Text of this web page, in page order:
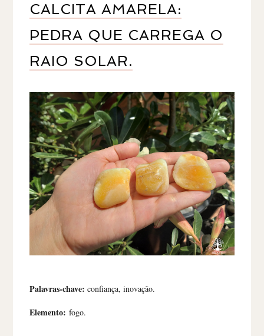
CALCITA AMARELA:
PEDRA QUE CARREGA O
RAIO SOLAR.
Palavras-chave:confiança, inovação.
Elemento: fogo.